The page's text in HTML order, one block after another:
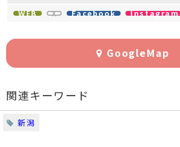
WEB X Facebook Instagram
GoogleMap
関連キーワード
新潟